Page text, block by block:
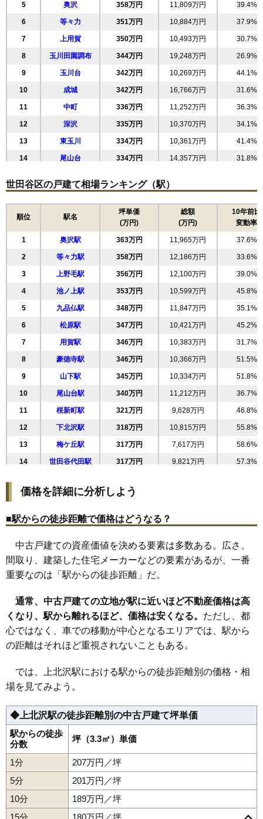
5 奥沢 358万円 11,809万円 39.4%
6 等々力 351万円 10,884万円 37.9%
7 上用賀 350万円 10,493万円 30.7%
8 玉川田園調布 344万円 19,248万円 26.9%
9 玉川台 342万円 10,269万円 44.1%
10 成城 342万円 16,766万円 31.6%
11 中町 336万円 11,252万円 36.3%
12 深沢 335万円 10,370万円 34.1%
13 東玉川 334万円 10,361万円 41.4%
14 尾山台 334万円 14,357万円 31.8%
16 玉川 319万円 11,498万円 45.2%
317万円 12,694万円 30.3%
316万円 9,481万円 52.3%
19 三軒茶屋 315万円 5,349万円 56.1%
20 下馬 312万円 8,435万円 43.2%
21 駒沢 309万円 8,639万円 47.8%
22 桜新町 307万円 9,360万円 44.4%
23 池尻 305万円 4,884万円 52.0%
24 経堂 304万円 8,193万円 65.7%
25 宮坂 301万円 9,340万円 47.6%
26 代田 301万円 9,337万円 55.1%
27 北沢 297万円 8,012万円 41.3%
28 三宿 297万円 8,005万円 49.6%
29 岡本 296万円 9,754万円 26.8%
30 豪徳寺 295万円 8,562万円 56.2%
31 弦巻 294万円 7,939万円 48.5%
32 羽根木 293万円 8,209万円 52.9%
34 野沢 287万円
35 千歳台 287万円
37 新町 282万円 7,906万円 50.9%
世田谷 281万円 5,902万円
40 松原 279万円 7,531万円 52.2%
41 桜 277万円 7,468万円 52.4%
42 砧 271万円 7,585万円 39.5%
上北沢 271万円 7,575万円
44 北烏山 270万円 8,099万円 32.7%
45 桜丘
46 船橋 269万円 7,253万円 53.4%
47 祖師谷 265万円 8,201万円
48 太子堂 260万円
49 粕谷 259万円 7,783万円 51.4%
50 大原 257万円 7,181万円 39.8%
51 上祖師谷 239万円 7,409万円 40.7%
52 大蔵 234万円 7,030万円 42.6%
世田谷区の戸建て相場ランキング（駅）
順位 駅名
坪単価
(万円)
総額
(万円)
10年前比
変動率
1 奥沢駅 363万円 11,965万円 37.6%
2 等々力駅 358万円 12,186万円 33.6%
3 上野毛駅 356万円 12,100万円 39.0%
4 池ノ上駅 353万円 10,599万円 45.8%
5 九品仏駅 348万円 11,847万円 35.1%
6 松原駅 347万円 10,421万円 45.2%
7 用賀駅 346万円 10,383万円 31.7%
8 豪徳寺駅 346万円 10,366万円 51.5%
9 山下駅 345万円 10,334万円 51.8%
10 尾山台駅 340万円 11,212万円 36.7%
11 桜新町駅 321万円 9,628万円 46.8%
12 下北沢駅 318万円 10,815万円 55.8%
13 梅ケ丘駅 317万円 7,617万円 58.6%
14 世田谷代田駅 317万円 9,821万円 57.3%
16 三軒茶屋駅 307万円
17 成城学園前駅 305万円
19 新代田駅 299万円 9,273万円 53.2%
20 経堂駅 295万円 8,256万円 61.0%
21 祖師ケ谷大蔵駅 295万円
22 下高井戸駅 293万円 7,919万円 59.3%
23 池尻大橋駅 289万円 6,221万円 51.6%
24 上北沢駅 289万円 8,662万円 56.0%
25 世田谷駅 289万円 6,924万円
26 若林駅 286万円 6,283万円 51.4%
27 松陰神社前駅
29 千歳船橋駅 280万円 7,010万円
30 芦花公園駅 279万円
31 西太子堂駅 278万円 5,280万円 52.8%
32 274万円
33 明大前駅 269万円
34 二子玉川駅 268万円
価格を詳細に分析しよう
■駅からの徒歩距離で価格はどうなる？
中古戸建ての資産価値を決める要素は多数ある。広さ、
間取り、建築した住宅メーカーなどの要素があるが、一番
重要なのは「駅からの徒歩距離」だ。
通常、中古戸建ての立地が駅に近いほど不動産価格は高
くなり、駅から離れるほど、価格は安くなる。 ただし、都
心ではなく、車での移動が中心となるエリアでは、駅から
の距離はそれほど重視されないこともある。
では、上北沢駅における駅からの徒歩距離別の価格・相
場を見てみよう。
◆上北沢駅の徒歩距離別の中古戸建て坪単価
駅からの徒歩
分数
坪（3.3㎡）単価
1分
207万円／坪
5分
201万円／坪
10分
189万円／坪
赤堤池尻宇奈根梅丘大蔵大原岡本奥沢尾山台粕谷鎌田上馬
代田橋駅 明大前駅下高井戸駅
千歳烏山駅
池ノ上駅下北沢駅